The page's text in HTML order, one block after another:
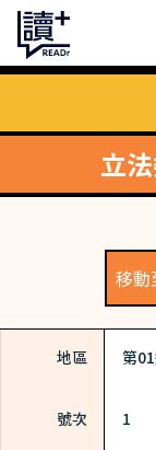
立
移動
地區
號次
第
1